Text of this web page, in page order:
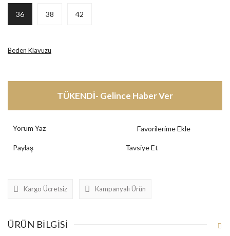
36 38 42
Beden Klavuzu
TÜKENDİ- Gelince Haber Ver
Yorum Yaz
Paylaş Tavsiye Et
Kargo Ücretsiz Kampanyalı Ürün
ÜRÜN BILGISI